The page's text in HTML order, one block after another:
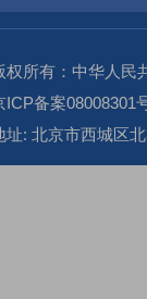
权所有：中华人民
ICP备案08008301
址: 北京市西城区